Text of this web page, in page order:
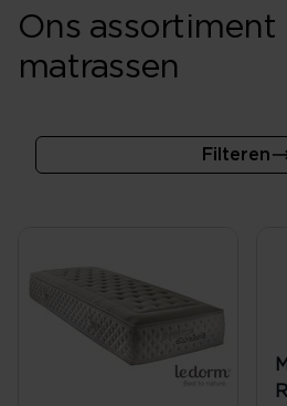
Ons assortiment
matrassen
Filteren